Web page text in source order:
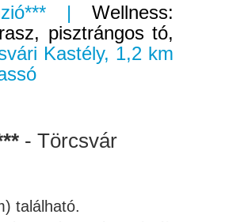
| Wellness:
pisztrángos tó,
Kastély, 1,2 km
- Törcsvár
található.